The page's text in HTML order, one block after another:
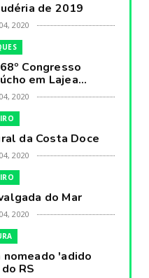
de 2019
2020
Congresso
em Lajea...
2020
da Costa Doce
2020
do Mar
2020
nomeado 'adido
RS